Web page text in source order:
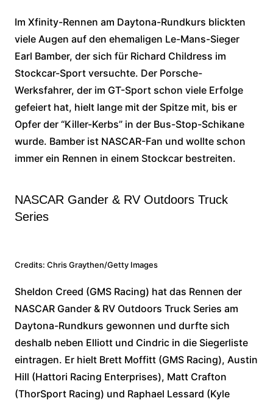
Im Xfinity-Rennen am Daytona-Rundkurs blickten
viele Augen auf den ehemaligen Le-Mans-Sieger
Earl Bamber, der sich für Richard Childress im
Stockcar-Sport versuchte. Der Porsche-
Werksfahrer, der im GT-Sport schon viele Erfolge
gefeiert hat, hielt lange mit der Spitze mit, bis er
Opfer der “Killer-Kerbs” in der Bus-Stop-Schikane
wurde. Bamber ist NASCAR-Fan und wollte schon
immer ein Rennen in einem Stockcar bestreiten.
NASCAR Gander & RV Outdoors Truck
Series
Credits: Chris Graythen/Getty Images
Sheldon Creed (GMS Racing) hat das Rennen der
NASCAR Gander & RV Outdoors Truck Series am
Daytona-Rundkurs gewonnen und durfte sich
deshalb neben Elliott und Cindric in die Siegerliste
eintragen. Er hielt Brett Moffitt (GMS Racing), Austin
Hill (Hattori Racing Enterprises), Matt Crafton
(ThorSport Racing) und Raphael Lessard (Kyle